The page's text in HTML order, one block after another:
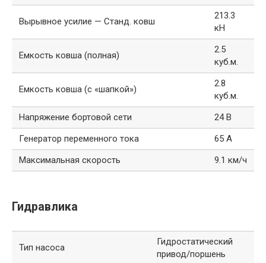
Вырывное усилие — Станд. ковш
213.3
кН
Емкость ковша (полная)
2.5
куб.м.
Емкость ковша (с «шапкой»)
2.8
куб.м.
Напряжение бортовой сети
24 В
Генератор переменного тока
65 А
Максимальная скорость
9.1 км/ч
Гидравлика
Тип насоса
Гидростатический
привод/поршень